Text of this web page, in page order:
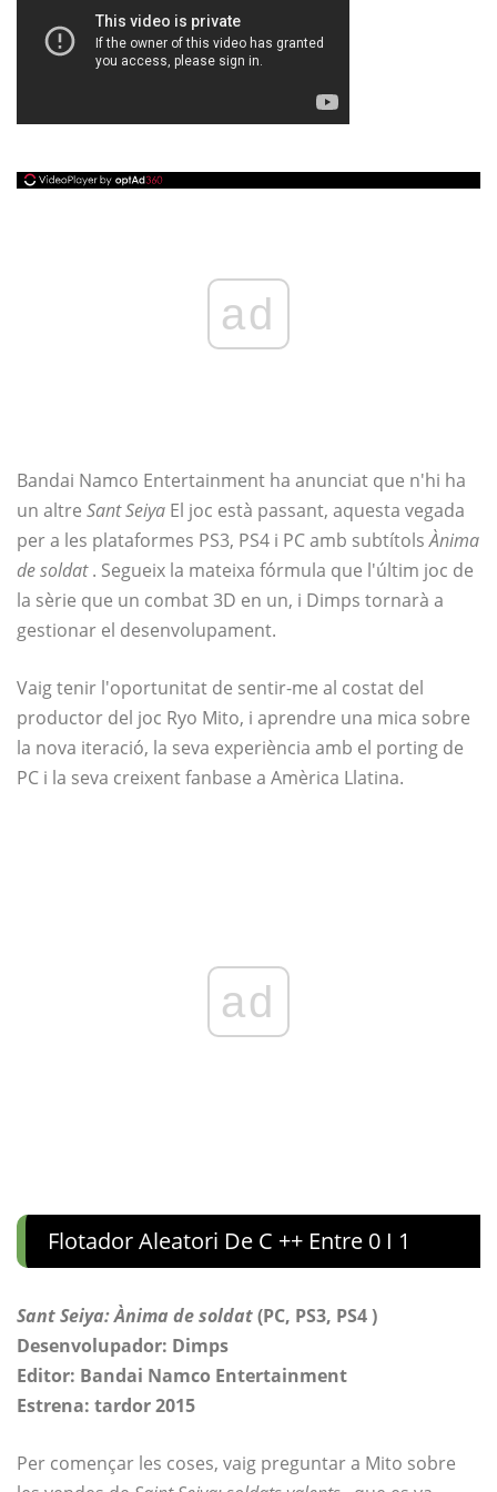
ad
Bandai Namco Entertainment ha anunciat que n'hi ha
un altre Sant Seiya El joc està passant, aquesta vegada
per a les plataformes PS3, PS4 i PC amb subtítolsÀnima
de soldat. Segueix la mateixa fórmula que l'últim joc de
la sèrie que un combat 3D en un, i Dimps tornarà a
gestionar el desenvolupament.
Vaig tenir l'oportunitat de sentir-me al costat del
productor del joc Ryo Mito, i aprendre una mica sobre
la nova iteració, la seva experiència amb el porting de
PC i la seva creixent fanbase a Amèrica Llatina.
ad
Flotador Aleatori De C ++ Entre 0 I 1
Sant Seiya:Ànima de soldat(PC, PS3, PS4)
Desenvolupador: Dimps
Editor: Bandai Namco Entertainment
Estrena: tardor 2015
Per començar les coses, vaig preguntar a Mito sobre